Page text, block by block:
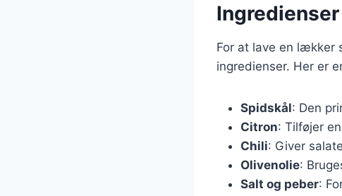
For at lave en lækker
ingredienser. Her er
Spidskål: Den
Citron: Tilføjer
Chili: Giver
Olivenolie:
Salt og peber: